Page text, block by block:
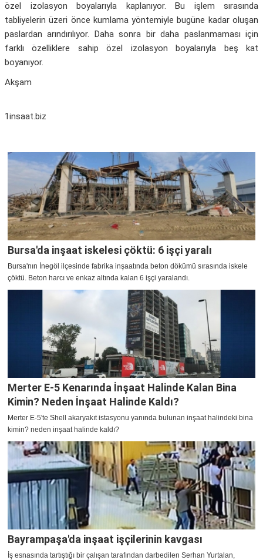
özel izolasyon boyalarıyla kaplanıyor. Bu işlem sırasında
tabliyelerin üzeri önce kumlama yöntemiyle bugüne kadar oluşan
paslardan arındırılıyor. Daha sonra bir daha paslanmaması için
farklı özelliklere sahip özel izolasyon boyalarıyla beş kat
boyanıyor.
Akşam
1insaat.biz
Bursa'da inşaat iskelesi çöktü: 6 işçi yaralı
Bursa'nın İnegöl ilçesinde fabrika inşaatında beton dökümü sırasında iskele
çöktü. Beton harcı ve enkaz altında kalan 6 işçi yaralandı.
Merter E-5 Kenarında İnşaat Halinde Kalan Bina
Kimin? Neden İnşaat Halinde Kaldı?
Merter E-5'te Shell akaryakıt istasyonu yanında bulunan inşaat halindeki bina
kimin? neden inşaat halinde kaldı?
Bayrampaşa'da inşaat işçilerinin kavgası
İş esnasında tartıştığı bir çalışan tarafından darbedilen Serhan Yurtalan,